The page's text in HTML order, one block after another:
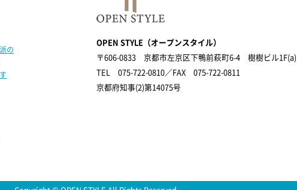
の
OPEN STYLE（オープンスタイル）
〒606-0833 京都市左京区下鴨前萩町6-4 樹樹ビル1F(a)
TEL 075-722-0810／FAX 075-722-0811
京都府知事(2)第14075号